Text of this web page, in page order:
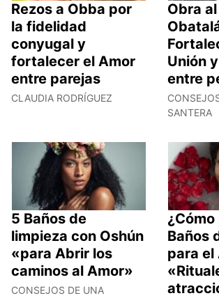
Rezos a Obba por
la fidelidad
conyugal y
fortalecer el Amor
entre parejas
CLAUDIA RODRÍGUEZ
Obra
Unión
entre
SANTERA
5 Baños de
limpieza con Oshún
«para Abrir los
caminos al Amor»
CONSEJOS DE UNA
Baños
para el